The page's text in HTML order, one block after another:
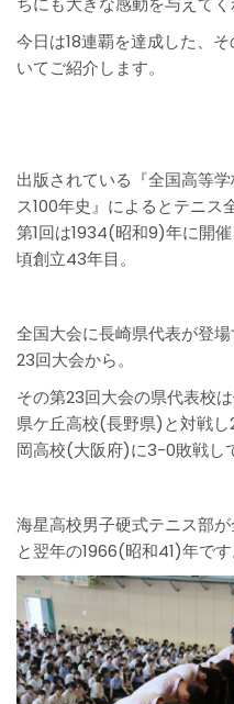
今日は18連覇を達成した、
いてご紹介します。
出版されている『全国高等
ス100年史』によるとテニス
第1回は1934(昭和9)年に開
頃創立43年目。
全国大会に長崎県代表が登
23回大会から。
その第23回大会の県代表校
県ケ丘高校(長野県)と対戦
岡高校(大阪府)に3-0敗戦し
海星高校男子硬式テニス部
と翌年の1966(昭和41)年です